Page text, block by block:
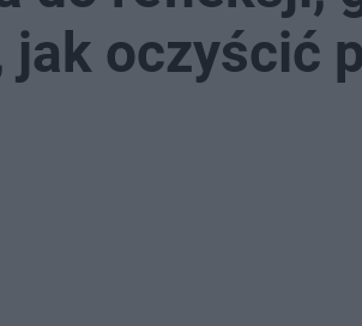
jak oczyścić